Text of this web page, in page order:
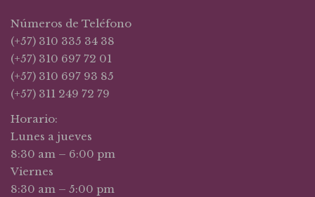
Números de Teléfono
(+57) 310 335 34 38
(+57) 310 697 72 01
(+57) 310 697 93 85
(+57) 311 249 72 79
Horario:
Lunes a jueves
8:30 am – 6:00 pm
Viernes
8:30 am – 5:00 pm